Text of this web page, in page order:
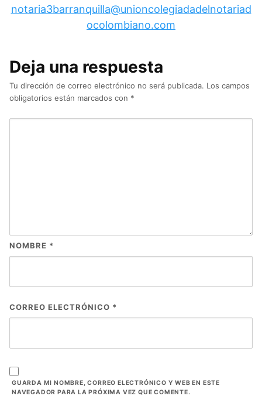
notaria3barranquilla@unioncolegiadadelnotariad
ocolombiano.com
Deja una respuesta
Tu dirección de correo electrónico no será publicada. Los campos
obligatorios están marcados con *
NOMBRE *
CORREO ELECTRÓNICO *
GUARDA MI NOMBRE, CORREO ELECTRÓNICO Y WEB EN ESTE
NAVEGADOR PARA LA PRÓXIMA VEZ QUE COMENTE.